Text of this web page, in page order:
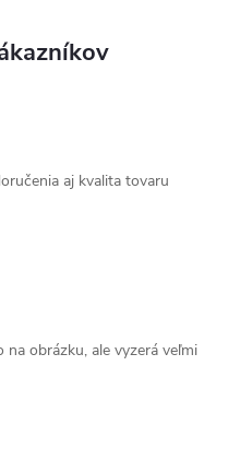
aj kvalita tovaru
obrázku, ale vyzerá veľmi